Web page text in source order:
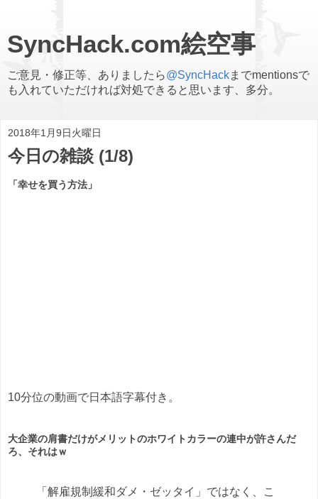
SyncHack.com絵空事
ご意見・修正等、ありましたら@SyncHackまでmentionsで
も入れていただければ対処できると思います、多分。
2018年1月9日火曜日
今日の雑談 (1/8)
「幸せを買う方法」
10分位の動画で日本語字幕付き。
大企業の肩書だけがメリットのホワイトカラーの連中が許さんだ
ろ、それはｗ
「解雇規制緩和ダメ・ゼッタイ」ではなく、こ